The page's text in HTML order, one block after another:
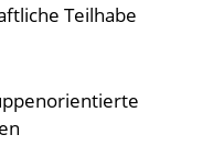
Teilhabe